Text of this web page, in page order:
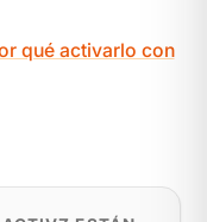
qué activarlo con